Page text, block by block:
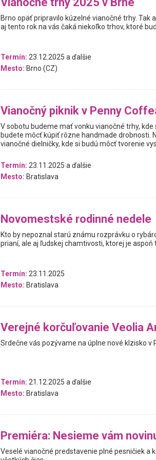
Brno opäť pripravilo kúzelné vianočné trhy. Tak
aj tento rok na vás čaká niekoľko trhov, ktoré
Termín: 23.12.2025 a ďalšie
Mesto: Brno (CZ)
Vianočný piknik v Penny
V sobotu budeme mať vonku vianočné trhy,
budete môcť kúpiť rôzne handmade drobnosti.
vianočné dielničky, kde si budú môcť tvorenie
Termín: 23.11.2025 a ďalšie
Mesto: Bratislava
Novomestské rodinné nedele
Kto by nepoznal starú známu rozprávku o
prianí, ale aj ľudskej chamtivosti, ktorej je aspoň
Termín: 23.11.2025
Mesto: Bratislava
Verejné korčuľovanie Veolia
Srdečne vás pozývame na úplne nové klzisko v
Termín: 21.12.2025 a ďalšie
Mesto: Bratislava
Premiéra: Nesieme vám
Veselé vianočné predstavenie plné pesničiek a